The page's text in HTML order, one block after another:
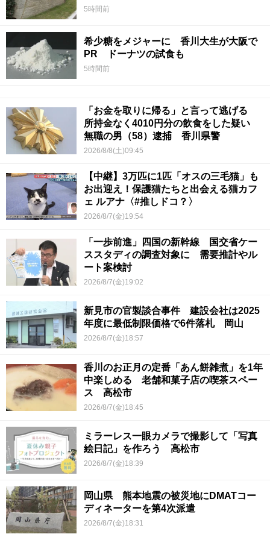
5時間前
希少糖をメジャーに 香川大生が大阪で
PR ドーナツの試食も
5時間前
「お金を取りに帰る」と言って逃げる
所持金なく4010円分の飲食をした疑い
無職の男（58）逮捕 香川県警
2026/8/8(土)09:45
【中継】3万匹に1匹「オスの三毛猫」も
お出迎え！保護猫たちと出会える猫カフ
ェ ルアナ〈#推しドコ？〉
2026/8/7(金)19:54
「一歩前進」四国の新幹線 国交省ケー
ススタディの調査対象に 需要推計やル
ート案検討
2026/8/7(金)19:02
新見市の官製談合事件 建設会社は2025
年度に最低制限価格で6件落札 岡山
2026/8/7(金)18:57
香川のお正月の定番「あん餅雑煮」を1年
中楽しめる 老舗和菓子店の喫茶スペー
ス 高松市
2026/8/7(金)18:45
ミラーレス一眼カメラで撮影して「写真
絵日記」を作ろう 高松市
2026/8/7(金)18:39
岡山県 熊本地震の被災地にDMATコー
ディネーターを第4次派遣
2026/8/7(金)18:31